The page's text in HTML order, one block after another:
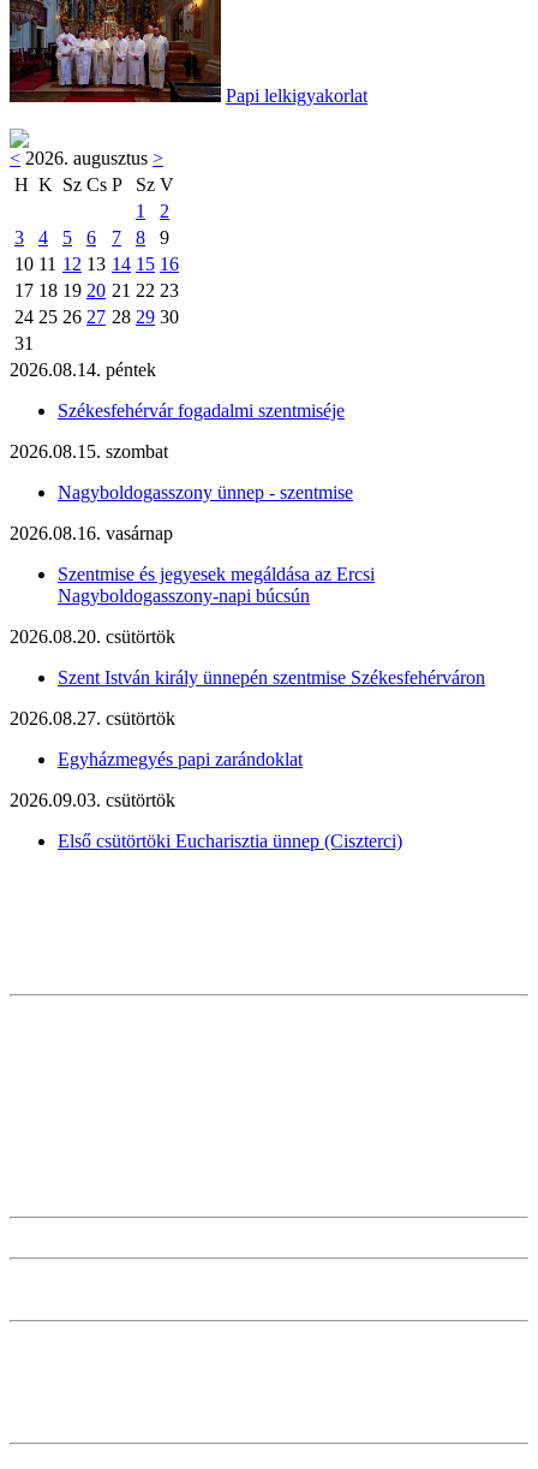
Papi lelkigyakorlat
< 2026. augusztus >
H K Sz Cs P Sz V
1
2
3
4 5 6 7 8
9
10 11 12 13 14 15 16
17 18 19 20 21 22 23
24 25 26 27 28 29 30
31
2026.08.14. péntek
Székesfehérvár fogadalmi szentmiséje
2026.08.15. szombat
Nagyboldogasszony ünnep - szentmise
2026.08.16. vasárnap
Szentmise és jegyesek megáldása az Ercsi
Nagyboldogasszony-napi búcsún
2026.08.20. csütörtök
Szent István király ünnepén szentmise Székesfehérváron
2026.08.27. csütörtök
Egyházmegyés papi zarándoklat
2026.09.03. csütörtök
Első csütörtöki Eucharisztia ünnep (Ciszterci)